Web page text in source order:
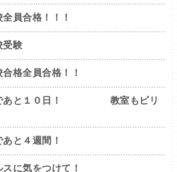
全員合格！！！
受験
合格全員合格！！
であと１０日！ 教室もピリ
と４週間！
に気をつけて！